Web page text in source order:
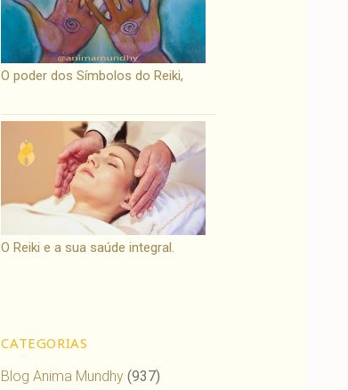
O poder dos Símbolos do Reiki,
O Reiki e a sua saúde integral.
CATEGORIAS
Blog Anima Mundhy (937)